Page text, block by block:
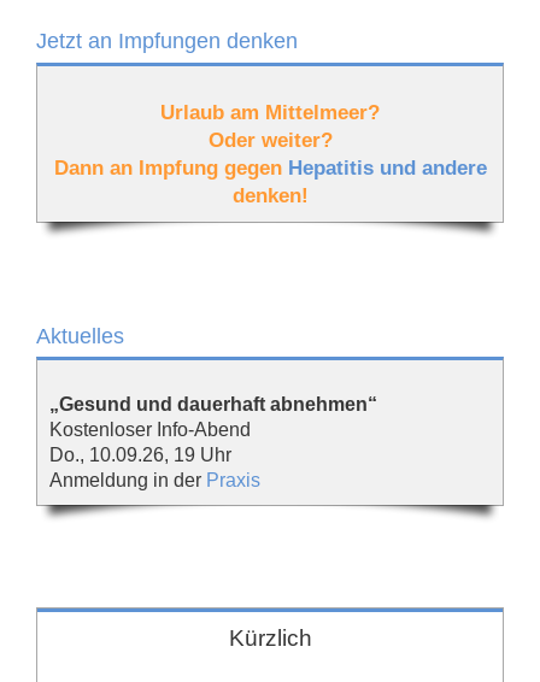
Jetzt an Impfungen denken
Urlaub am Mittelmeer?
Oder weiter?
Dann an Impfung gegen Hepatitis und andere
denken!
Aktuelles
„Gesund und dauerhaft abnehmen“
Kostenloser Info-Abend
Do., 10.09.26, 19 Uhr
Anmeldung in der Praxis
Kürzlich